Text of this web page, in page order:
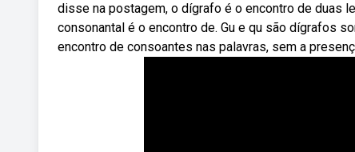
disse na postagem, o dígrafo é o encontro de duas
consonantal é o encontro de. Gu e qu são dígrafos
encontro de consoantes nas palavras, sem a